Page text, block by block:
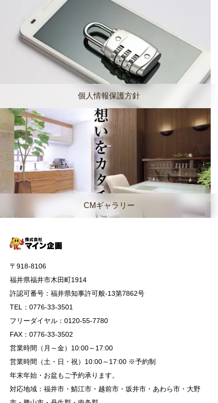
個人情報保護方針
CMギャラリー
〒918-8106
福井県福井市木田町1914
許認可番号：福井県知事許可般-13第7862号
TEL：0776-33-3501
フリーダイヤル：0120-55-7780
FAX：0776-33-3502
営業時間（月～金）10:00～17:00
営業時間（土・日・祝）10:00～17:00 ※予約制
年末年始・お盆もご予約承ります。
対応地域：福井市・鯖江市・越前市・坂井市・あわら市・大野